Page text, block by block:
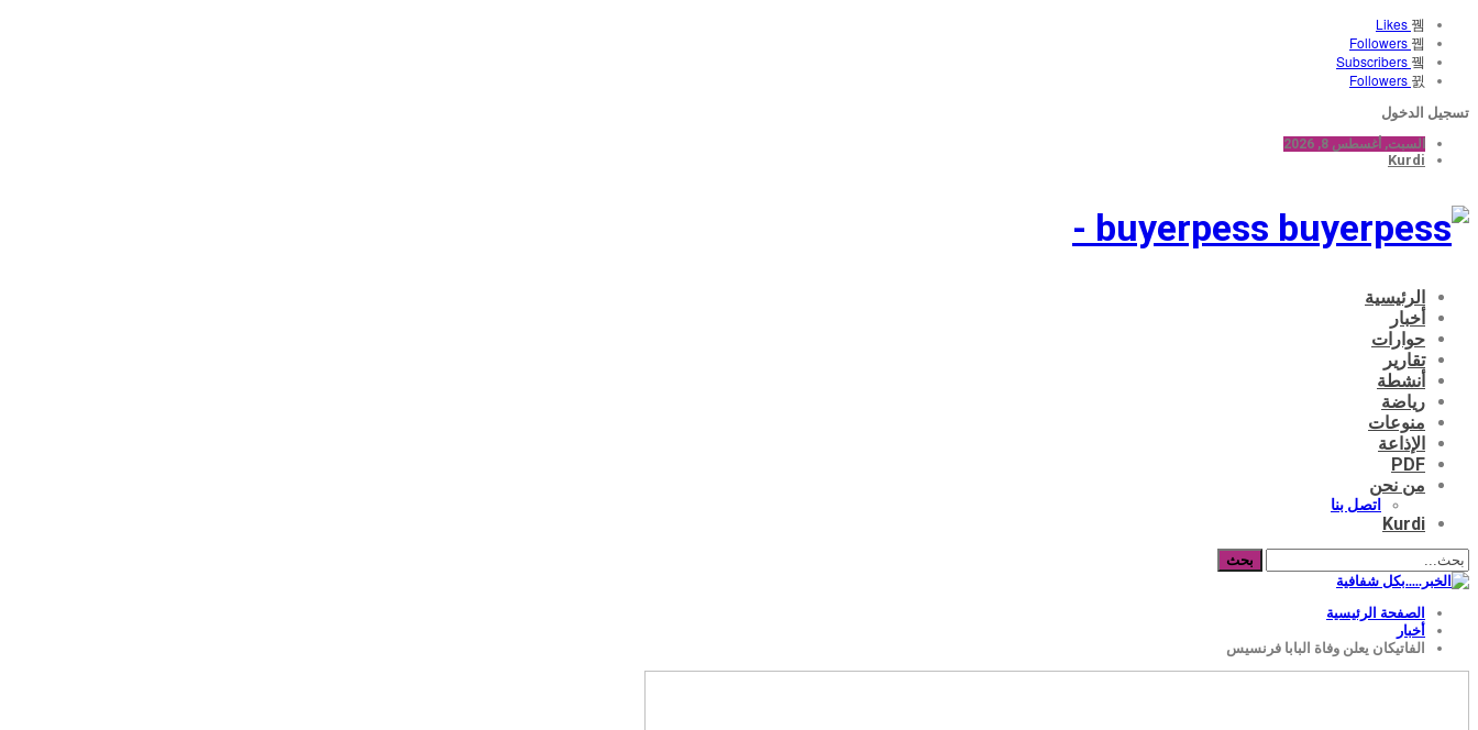
تسجيل الدخول
السبت, أغسطس 8, 2026
Kurdi
buyerpess -
الرئيسية
أخبار
حوارات
تقارير
أنشطة
رياضة
منوعات
الإذاعة
PDF
من نحن
اتصل بنا
Kurdi
الصفحة الرئيسية
أخبار
الفاتيكان يعلن وفاة البابا فرنسيس